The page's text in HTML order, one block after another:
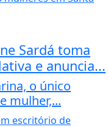
Sardá toma
e anuncia...
o único
mulher,...